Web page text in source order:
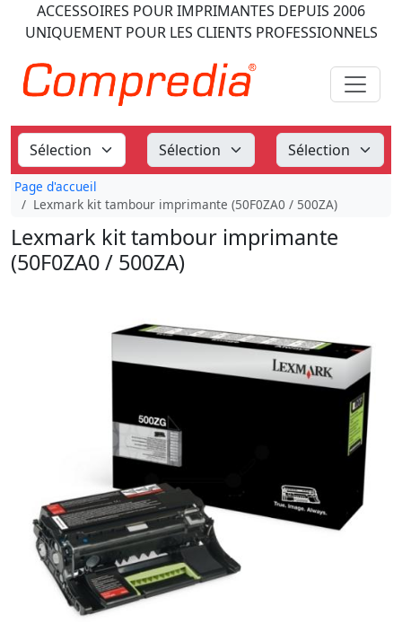
ACCESSOIRES POUR IMPRIMANTES DEPUIS 2006
UNIQUEMENT POUR LES CLIENTS PROFESSIONNELS
Page d'accueil
Lexmark kit tambour imprimante (50F0ZA0 / 500ZA)
Lexmark kit tambour imprimante
(50F0ZA0 / 500ZA)